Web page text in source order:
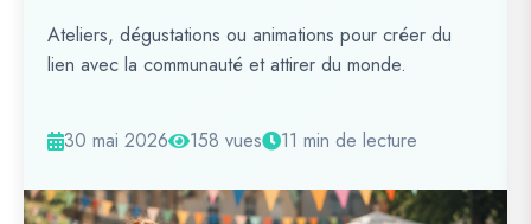
Ateliers, dégustations ou animations pour créer du
lien avec la communauté et attirer du monde.
30 mai 2026 158 vues 11 min de lecture